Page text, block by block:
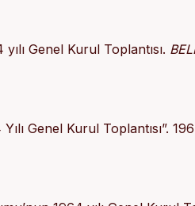
Genel Kurul Toplantısı.
Genel Kurul Toplantısı”.